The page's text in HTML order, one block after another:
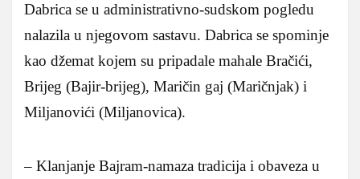
Dabrica se u administrativno-sudskom pogledu
nalazila u njegovom sastavu. Dabrica se spominje
kao džemat kojem su pripadale mahale Bračići,
Brijeg (Bajir-brijeg), Maričin gaj (Maričnjak) i
Miljanovići (Miljanovica).
– Klanjanje Bajram-namaza tradicija i obaveza u